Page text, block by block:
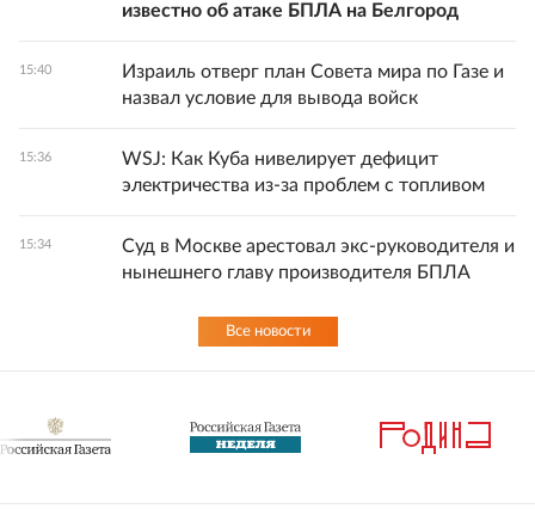
известно об атаке БПЛА на Белгород
15:40
Израиль отверг план Совета мира по Газе и
назвал условие для вывода войск
15:36
WSJ: Как Куба нивелирует дефицит
электричества из-за проблем с топливом
15:34
Суд в Москве арестовал экс-руководителя и
нынешнего главу производителя БПЛА
Все новости